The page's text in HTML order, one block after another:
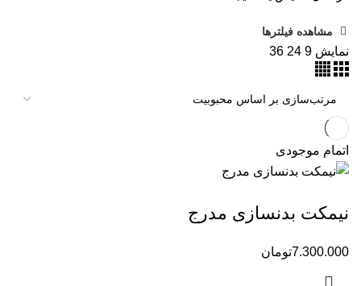
مشاهده فیلترها
نمایش 9
24
36
اتمام موجودی
نیمکت بدنسازی مدرج
تومان7.300.000